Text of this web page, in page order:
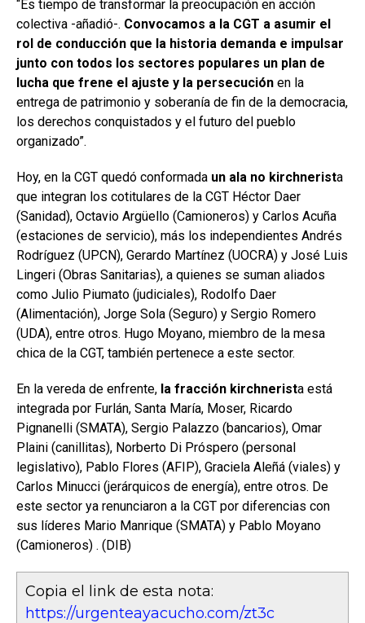
“Es tiempo de transformar la preocupación en acción
colectiva -añadió-. Convocamos a la CGT a asumir el
rol de conducción que la historia demanda e impulsar
junto con todos los sectores populares un plan de
lucha que frene el ajuste y la persecución en la
entrega de patrimonio y soberanía de fin de la democracia,
los derechos conquistados y el futuro del pueblo
organizado”.
Hoy, en la CGT quedó conformada un ala no kirchnerista
que integran los cotitulares de la CGT Héctor Daer
(Sanidad), Octavio Argüello (Camioneros) y Carlos Acuña
(estaciones de servicio), más los independientes Andrés
Rodríguez (UPCN), Gerardo Martínez (UOCRA) y José Luis
Lingeri (Obras Sanitarias), a quienes se suman aliados
como Julio Piumato (judiciales), Rodolfo Daer
(Alimentación), Jorge Sola (Seguro) y Sergio Romero
(UDA), entre otros. Hugo Moyano, miembro de la mesa
chica de la CGT, también pertenece a este sector.
En la vereda de enfrente, la fracción kirchnerista está
integrada por Furlán, Santa María, Moser, Ricardo
Pignanelli (SMATA), Sergio Palazzo (bancarios), Omar
Plaini (canillitas), Norberto Di Próspero (personal
legislativo), Pablo Flores (AFIP), Graciela Aleñá (viales) y
Carlos Minucci (jerárquicos de energía), entre otros. De
este sector ya renunciaron a la CGT por diferencias con
sus líderes Mario Manrique (SMATA) y Pablo Moyano
(Camioneros) . (DIB)
Copia el link de esta nota:
https://urgenteayacucho.com/zt3c